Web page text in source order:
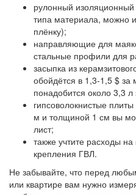
рулонный
типа материала, можно
плёнку);
направляющие для
стальные профили для
засыпка из
обойдётся в 1,3-1,5 $
понадобится около 3,3 л
гипсоволокнистые
м и толщиной 1 см вы
лист;
также учтите расходы
крепления ГВЛ.
Не забывайте, что перед
или квартире вам нужно